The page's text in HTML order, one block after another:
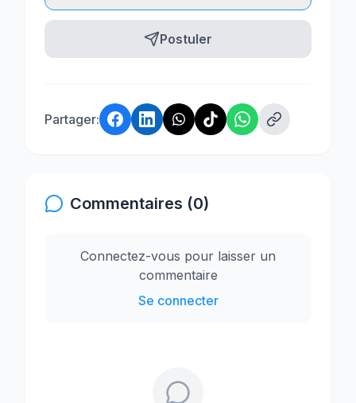
Postuler
Partager:
Commentaires (0)
Connectez-vous pour laisser un
commentaire
Se connecter